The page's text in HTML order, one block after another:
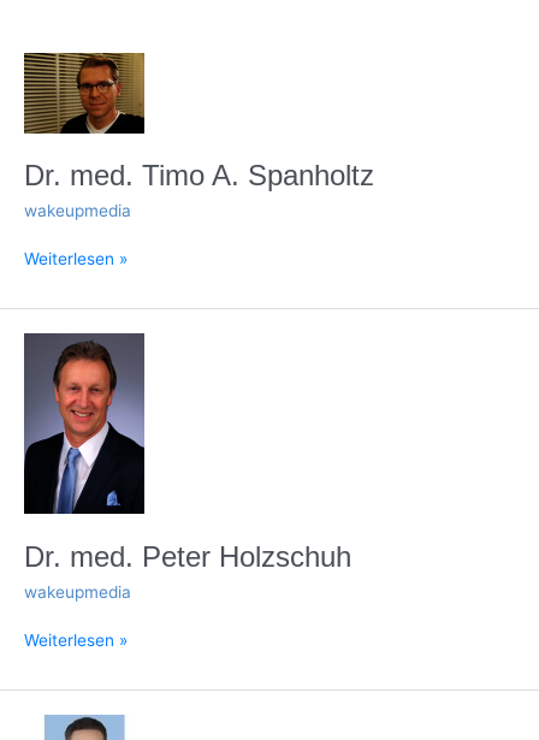
Dr. med. Timo A. Spanholtz
wakeupmedia
Dr.
med.
Timo
A.
Weiterlesen »
Dr. med. Peter Holzschuh
wakeupmedia
med.
Peter
Holzschuh
Weiterlesen »